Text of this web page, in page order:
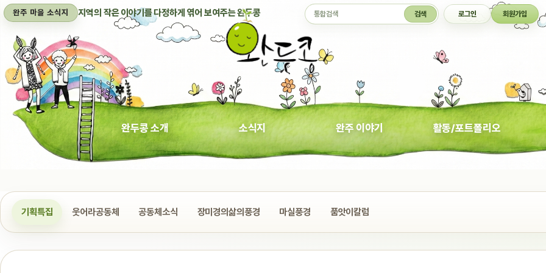
완주 마을 소식지 지역의 작은 이야기를 다정하게 엮어 보여주는 완두콩 통합검색 검색 로그인 회원가입
완두콩 소개 소식지 완주 이야기 활동/포트폴리오
기획특집 웃어라공동체 공동체소식 장미경의삶의풍경 마실풍경 품앗이칼럼